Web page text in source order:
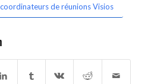
de réunions Visios